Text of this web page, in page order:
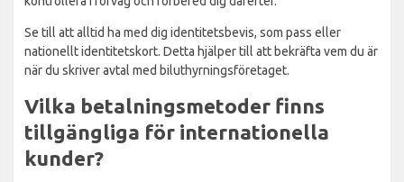
Se till att alltid ha med dig identitetsbevis, som pass eller
nationellt identitetskort. Detta hjälper till att bekräfta vem du är
när du skriver avtal med biluthyrningsföretaget.
Vilka betalningsmetoder finns
tillgängliga för internationella
kunder?